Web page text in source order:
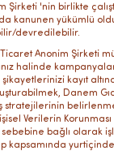
Şirketi 'nin birlikte
kanunen yükümlü
devredilebilir.
Anonim Şirketi
halinde
kayıt
Danem
stratejilerinin
Verilerin
sebebine bağlı olarak
kapsamında